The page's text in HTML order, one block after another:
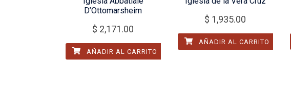
D’Ottomarsheim
$ 2,171.00
AÑADIR AL CARRITO
$ 1,935.00
AÑADIR AL CARRITO